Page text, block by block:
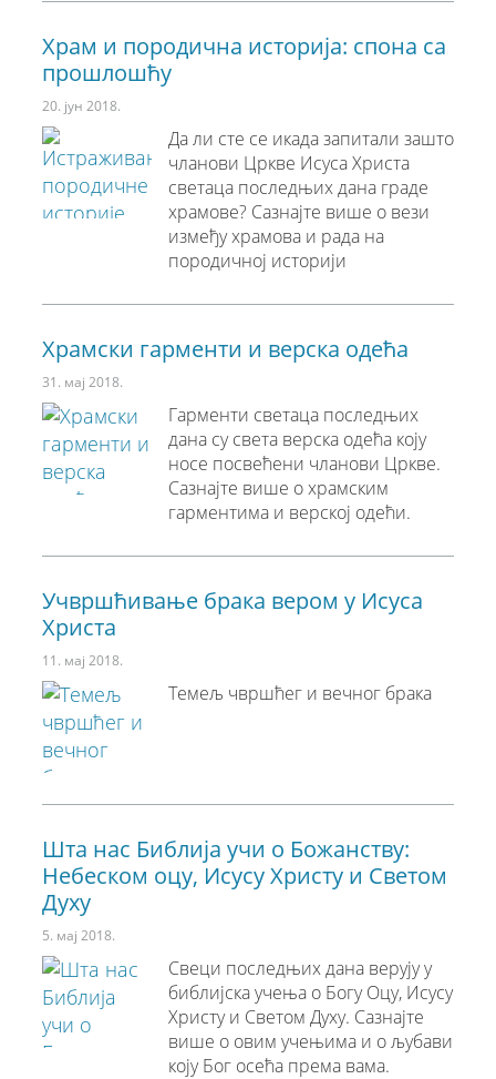
Храм и породична историја: спона са
прошлошћу
20. јун 2018.
Да ли сте се икада запитали зашто
чланови Цркве Исуса Христа
светаца последњих дана граде
храмове? Сазнајте више о вези
између храмова и рада на
породичној историји
Храмски гарменти и верска одећа
31. мај 2018.
Гарменти светаца последњих
дана су света верска одећа коју
носе посвећени чланови Цркве.
Сазнајте више о храмским
гарментима и верској одећи.
Учвршћивање брака вером у Исуса
Христа
11. мај 2018.
Темељ чвршћег и вечног брака
Шта нас Библија учи о Божанству:
Небеском оцу, Исусу Христу и Светом
Духу
5. мај 2018.
Свеци последњих дана верују у
библијска учења о Богу Оцу, Исусу
Христу и Светом Духу. Сазнајте
више о овим учењима и о љубави
коју Бог осећа према вама.